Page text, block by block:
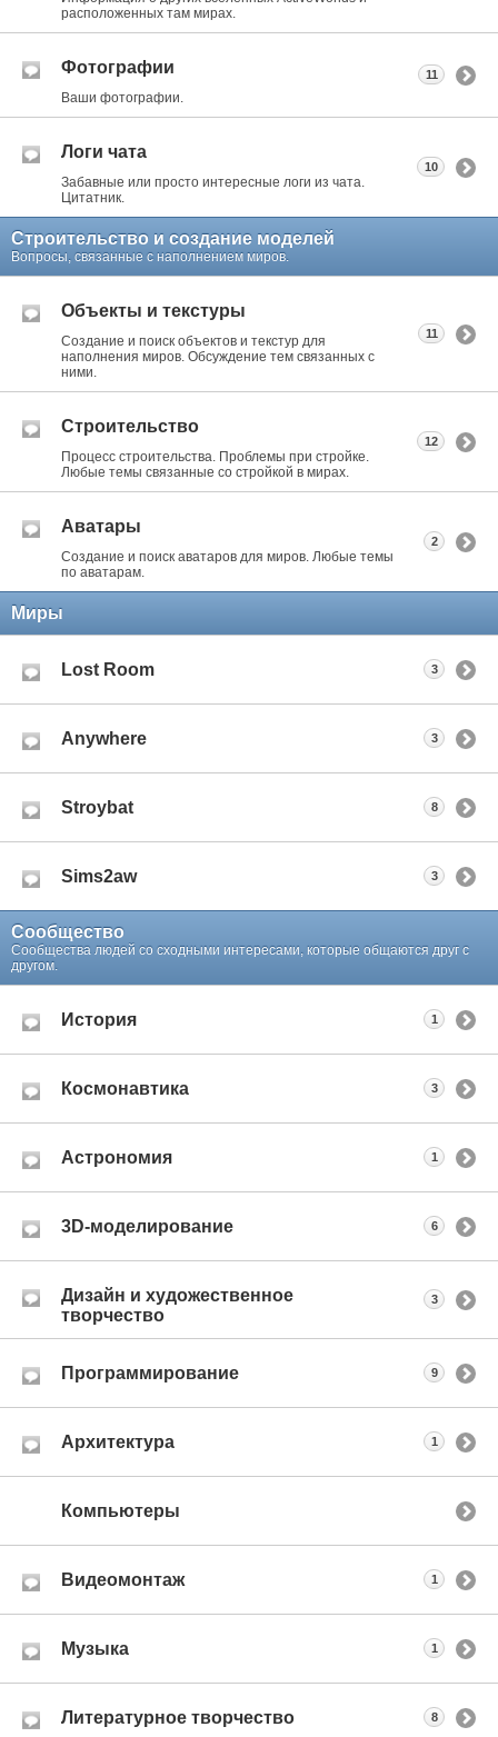
расположенных там мирах.
Фотографии
Ваши фотографии.
11
Логи чата
Забавные или просто интересные логи из чата.
Цитатник.
10
Строительство и создание моделей
Вопросы, связанные с наполнением миров.
Объекты и текстуры
Создание и поиск объектов и текстур для
наполнения миров. Обсуждение тем связанных с
ними.
11
Строительство
Процесс строительства. Проблемы при стройке.
Любые темы связанные со стройкой в мирах.
12
Аватары
Создание и поиск аватаров для миров. Любые темы
по аватарам.
2
Миры
Lost Room 3
Anywhere 3
Stroybat 8
Sims2aw 3
Сообщество
Сообщества людей со сходными интересами, которые общаются друг с
другом.
История 1
Космонавтика 3
Астрономия 1
3D-моделирование 6
Дизайн и художественное
творчество
3
Программирование 9
Архитектура 1
Компьютеры
Видеомонтаж 1
Музыка 1
Литературное творчество 8